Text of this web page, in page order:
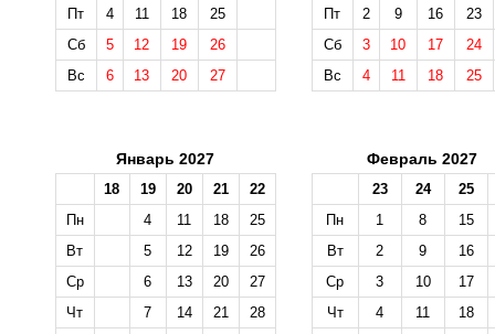
Пт
4 11 18
25
Сб
5 12 19
26
Вс
6 13 20 27
Пт
2 9 16
23
Сб
3 10 17
24
Вс
4 11 18 25
Январь 2027
18 19 20 21
22
Пн
4 11 18
25
Вт
5 12 19
26
Ср
6 13 20
27
Чт
7 14 21
28
Февраль 2027
23 24
25
Пн
1 8
15
Вт
2 9
16
Ср
3 10
17
Чт
4 11
18